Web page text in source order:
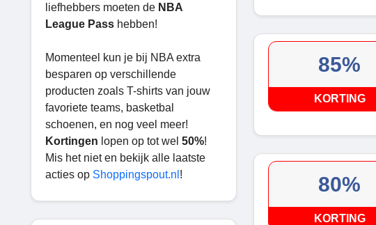
liefhebbers moeten de NBA
League Pass hebben!
Momenteel kun je bij NBA extra
besparen op verschillende
producten zoals T-shirts van jouw
favoriete teams, basketbal
schoenen, en nog veel meer!
Kortingen lopen op tot wel 50%!
Mis het niet en bekijk alle laatste
acties op Shoppingspout.nl !
85%
KORTING
80%
KORTING